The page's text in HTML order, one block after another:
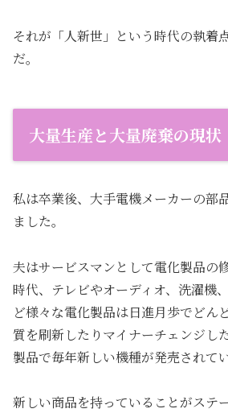
それが「人新世」という時代の執着
だ。
大量生産と大量廃棄の現状
私は卒業後、大手電機メーカーの部
ました。
夫はサービスマンとして電化製品の
時代、テレビやオーディオ、洗濯機
ど様々な電化製品は日進月歩でどん
質を刷新したりマイナーチェンジし
製品で毎年新しい機種が発売されて
新しい商品を持っていることがステ